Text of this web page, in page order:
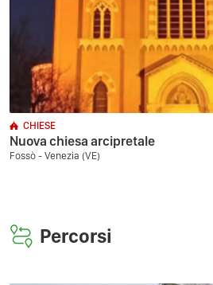
CHIESE
Nuova chiesa arcipretale
Fossò - Venezia (VE)
Percorsi